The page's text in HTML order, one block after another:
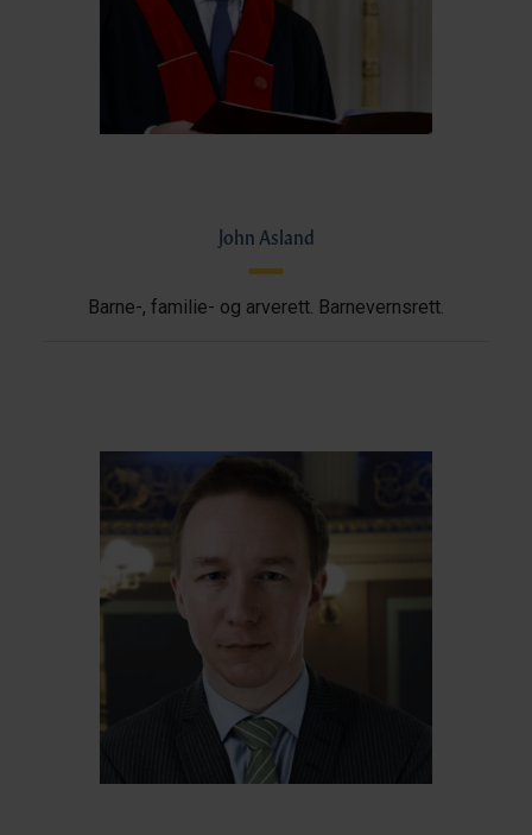
John Asland
Barne-, familie- og arverett. Barnevernsrett.